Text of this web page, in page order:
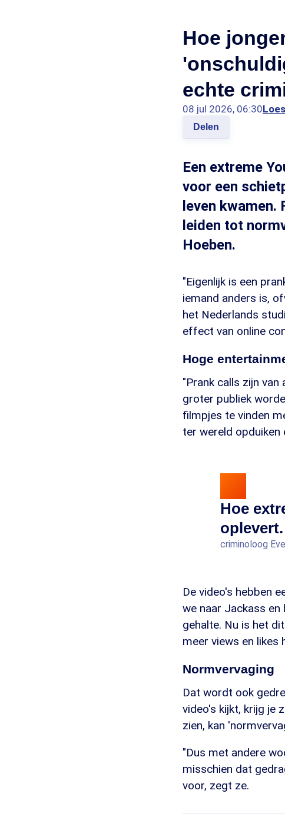
Hoe
echte
08 jul 2026, 06:30
Delen
Een extreme
voor een
leven
leiden tot
Hoeben.
"Eigenlijk is een
iemand anders is,
het Nederlands
effect van online
Hoge
"Prank calls zijn
groter publiek
filmpjes te vinden
ter wereld opduiken
Hoe
oplevert.
criminoloog
De video's hebben
we naar Jackass
gehalte. Nu is het
meer views en likes
Normvervaging
Dat wordt ook
video's kijkt, krijg je
zien, kan
"Dus met andere
misschien dat
voor, zegt ze.